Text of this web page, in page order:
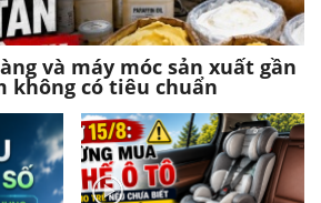
và máy móc sản xuất gần
không có tiêu chuẩn